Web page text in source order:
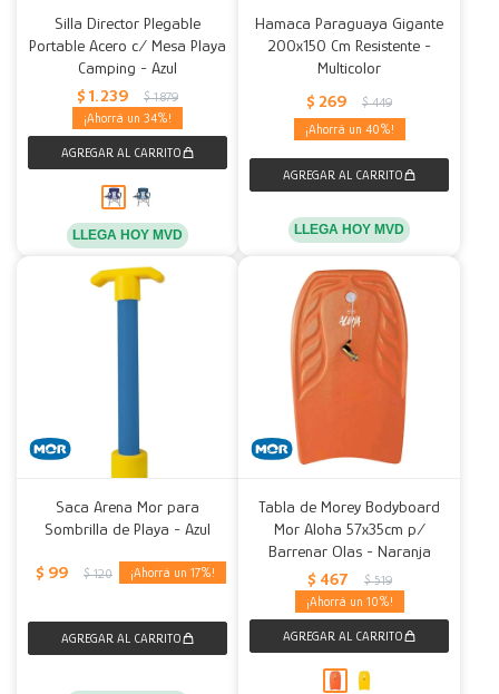
Silla Director Plegable
Portable Acero c/ Mesa Playa
Camping - Azul
$ 1.239 $ 1.879
34
LLEGA HOY MVD
Hamaca Paraguaya Gigante
200x150 Cm Resistente -
Multicolor
$ 269 $ 449
40
LLEGA HOY MVD
Saca Arena Mor para
Sombrilla de Playa - Azul
$ 99 $ 120 17
Tabla de Morey Bodyboard
Mor Aloha 57x35cm p/
Barrenar Olas - Naranja
$ 467 $ 519
10